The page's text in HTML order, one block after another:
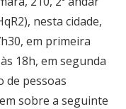
nesta cidade,
em primeira
18h, em segunda
de pessoas
sobre a seguinte